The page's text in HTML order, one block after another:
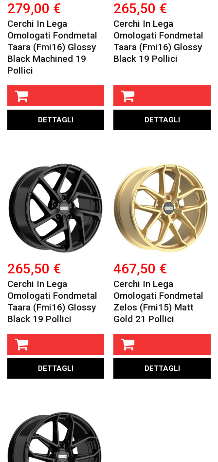
279,00 €
Cerchi In Lega
Omologati Fondmetal
Taara (fmi16) Glossy
Black Machined 19
Pollici
DETTAGLI
265,50 €
Cerchi In Lega
Omologati Fondmetal
Taara (fmi16) Glossy
Black 19 Pollici
DETTAGLI
265,50 €
Cerchi In Lega
Omologati Fondmetal
Taara (fmi16) Glossy
Black 19 Pollici
DETTAGLI
467,50 €
Cerchi In Lega
Omologati Fondmetal
Zelos (fmi15) Matt
Gold 21 Pollici
DETTAGLI